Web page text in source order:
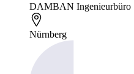
DAMBAN Ingenieurbüro
Nürnberg